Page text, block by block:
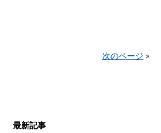
次のページ »
最新記事